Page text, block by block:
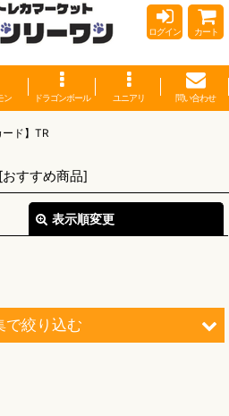
ログイン カート
ン ドラゴンボール ユニアリ 問い合わせ
ード】TR
[おすすめ商品]
表示順変更
で絞り込む